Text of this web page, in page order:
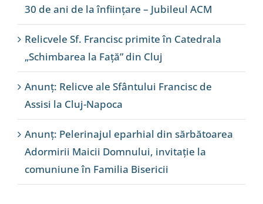
30 de ani de la înființare – Jubileul ACM
Relicvele Sf. Francisc primite în Catedrala
„Schimbarea la Față” din Cluj
Anunț: Relicve ale Sfântului Francisc de
Assisi la Cluj-Napoca
Anunț: Pelerinajul eparhial din sărbătoarea
Adormirii Maicii Domnului, invitație la
comuniune în Familia Bisericii